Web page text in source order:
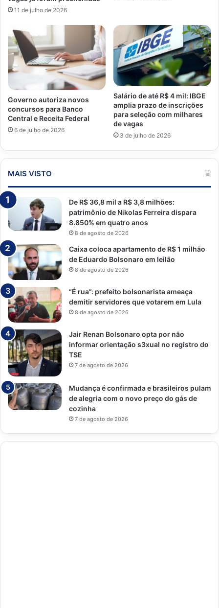
11 de julho de 2026
Governo autoriza novos
concursos para Banco
Central e Receita Federal
6 de julho de 2026
Salário de até R$ 4 mil: IBGE
amplia prazo de inscrições
para seleção com milhares
de vagas
3 de julho de 2026
MAIS VISTO
De R$ 36,8 mil a R$ 3,8 milhões:
patrimônio de Nikolas Ferreira dispara
8.850% em quatro anos
8 de agosto de 2026
Caixa coloca apartamento de R$ 1 milhão
de Eduardo Bolsonaro em leilão
8 de agosto de 2026
“É rua”: prefeito bolsonarista ameaça
demitir servidores que votarem em Lula
8 de agosto de 2026
Jair Renan Bolsonaro opta por não
informar orientação s3xual no registro do
TSE
7 de agosto de 2026
Mudança é confirmada e brasileiros pulam
de alegria com o novo preço do gás de
cozinha
7 de agosto de 2026